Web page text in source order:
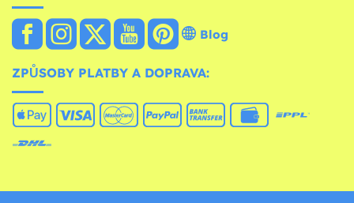
Blog
ZPŮSOBY PLATBY A DOPRAVA: